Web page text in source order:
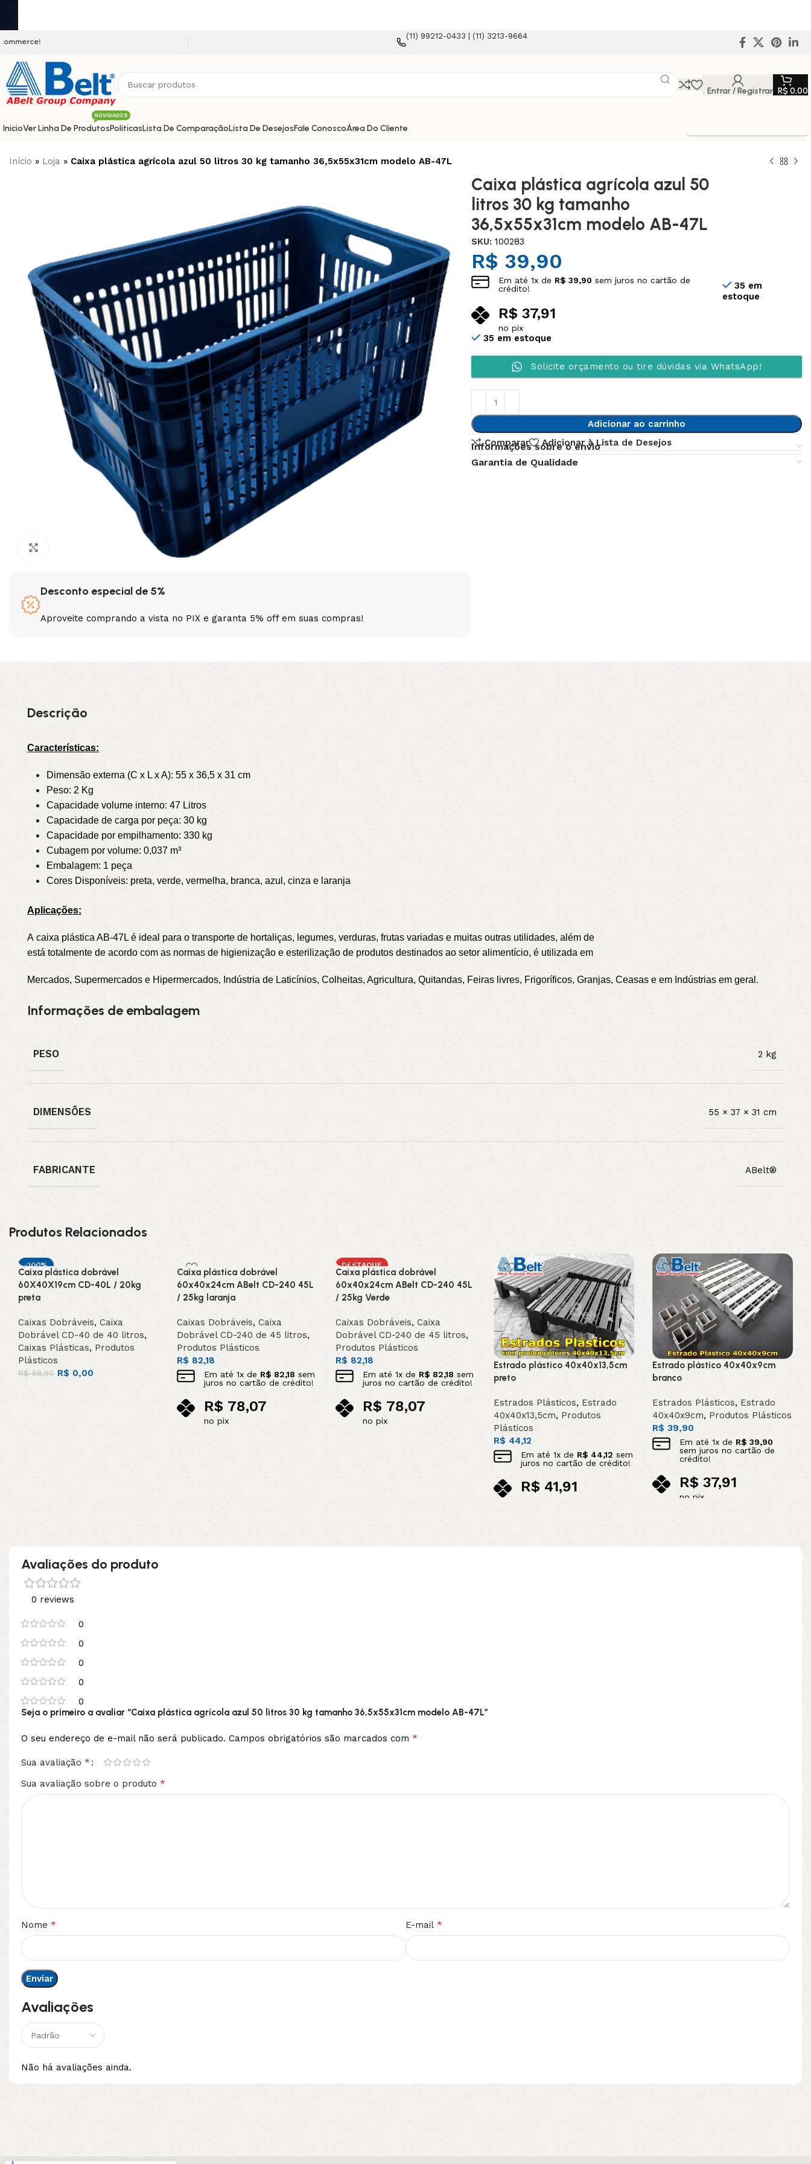
(11) 99212-0433 | (11) 3213-9664
Entrar / Registrar R$ 0,00
InicioVer Linha De Produtos
NOVIDADES
3VX
A
PL SPA SPB SPZ
XPA XPB XPZ ZX
PolíticasLista De ComparaçãoLista De DesejosFale ConoscoÁrea Do Cliente
Início » Loja » Caixa plástica agrícola azul 50 litros 30 kg tamanho 36,5x55x31cm modelo AB-47L
Desconto especial de 5%
Aproveite comprando a vista no PIX e garanta 5% off em suas compras!
Caixa plástica agrícola azul 50
litros 30 kg tamanho
36,5x55x31cm modelo AB-47L
SKU:100283
R$ 39,90
Em até1x de R$ 39,90 sem juros no cartão de
crédito!
R$ 37,91
no pix
35 em
estoque
35 em estoque
Solicite orçamento ou tire dúvidas via WhatsApp!
Adicionar ao carrinho
Comparar
Adicionar à Lista de Desejos
Informações sobre o envio
Garantia de Qualidade
Descrição
Características:
Dimensão externa (C x L x A): 55 x 36,5 x 31 cm
Peso: 2 Kg
Capacidade volume interno: 47 Litros
Capacidade de carga por peça: 30 kg
Capacidade por empilhamento: 330 kg
Cubagem por volume: 0,037 m³
Embalagem: 1 peça
Cores Disponíveis: preta, verde, vermelha, branca, azul, cinza e laranja
Aplicações:
A caixa plástica AB-47L é ideal para o transporte de hortaliças, legumes, verduras, frutas variadas e muitas outras utilidades, além de
está totalmente de acordo com as normas de higienização e esterilização de produtos destinados ao setor alimentício,é utilizada em
Mercados, Supermercados e Hipermercados, Indústria de Laticínios, Colheitas, Agricultura, Quitandas, Feiras livres, Frigoríficos, Granjas, Ceasas e em Indústrias em geral.
Informações de embalagem
PESO 2 kg
DIMENSÕES 55 × 37 × 31 cm
FABRICANTE ABelt®
Produtos Relacionados
-100%
INDISPONIVEL /
SOB ENCOMEN
DA
Caixa plástica dobrável
60X40X19cm CD-40L / 20kg
preta
Caixas Dobráveis, Caixa
Dobrável CD-40 de 40 litros,
Caixas Plásticas, Produtos
Plásticos
R$68,90 R$0,00
Leia mais
Caixa plástica dobrável
60x40x24cm ABelt CD-240 45L
/ 25kg laranja
Caixas Dobráveis,Caixa
Dobrável CD-240 de 45 litros,
Produtos Plásticos
R$ 82,18
Em até1x de R$ 82,18sem
juros no cartão de crédito!
R$78,07
no pix
Adicionar ao carrinho
DESTAQUE
Caixa plástica dobrável
60x40x24cm ABelt CD-240 45L
/ 25kg Verde
Caixas Dobráveis, Caixa
Dobrável CD-240 de 45 litros,
Produtos Plásticos
R$82,18
Em até 1x de R$82,18 sem
juros no cartão de crédito!
R$78,07
no pix
Adicionar ao carrinho
Estrado plástico 40x40x13,5cm
preto
Estrados Plásticos, Estrado
40x40x13,5cm,Produtos
Plásticos
R$ 44,12
Em até1x deR$ 44,12sem
juros no cartão de crédito!
R$ 41,91
no pix
Adicionar ao carrinho
Estrado plástico 40x40x9cm
branco
Estrados Plásticos,Estrado
40x40x9cm, Produtos Plásticos
R$ 39,90
Em até1x de R$ 39,90
sem juros no cartão de
crédito!
R$37,91
no pix
Adicionar ao carrinho
Avaliações do produto
0 reviews
0
0
0
0
0
Avaliações
Não há avaliações ainda.
Seja o primeiro a avaliar “Caixa plástica agrícola azul 50 litros 30 kg tamanho 36,5x55x31cm modelo AB-47L”
O seu endereço de e-mail não será publicado. Campos obrigatórios são marcados com *
Sua avaliação *
Sua avaliação sobre o produto *
Nome * E-mail *